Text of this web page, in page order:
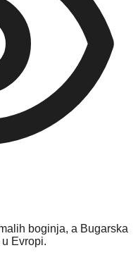
boginja, a Bugarska
Evropi.